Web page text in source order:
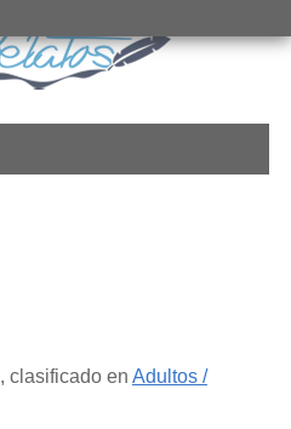
, clasificado en Adultos /